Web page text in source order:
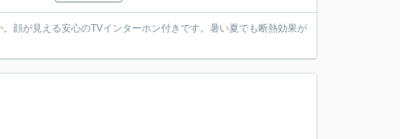
顔が見える安心のTVインターホン付きです。暑い夏でも断熱効果が